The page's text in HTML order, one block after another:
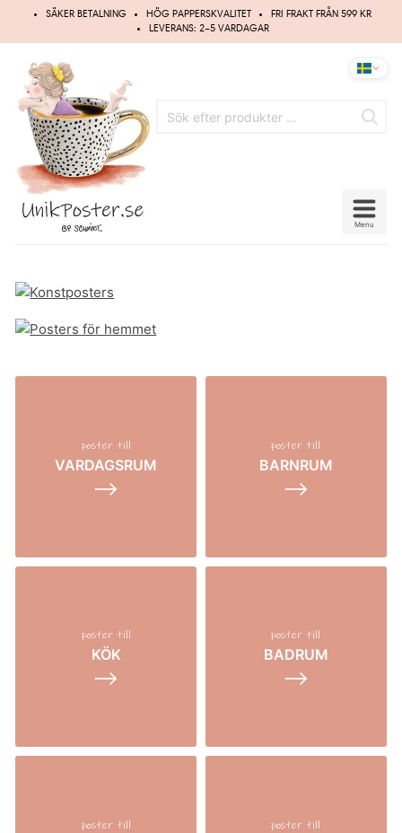
Hoppa
SÄKER BETALNING HÖG PAPPERSKVALITET
FRI FRAKT FRÅN 599 KR
LEVERANS: 2–5 VARDAGAR
Menu
poster till
VARDAGSRUM
⟶
poster till
BARNRUM
⟶
poster till
KÖK
⟶
poster till
BADRUM
⟶
poster till poster till